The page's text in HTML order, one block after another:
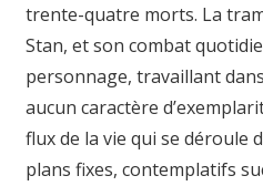
trente-quatre morts. La
Stan, et son combat
personnage, travaillant
aucun caractère
flux de la vie qui se déroule
plans fixes, contemplatifs